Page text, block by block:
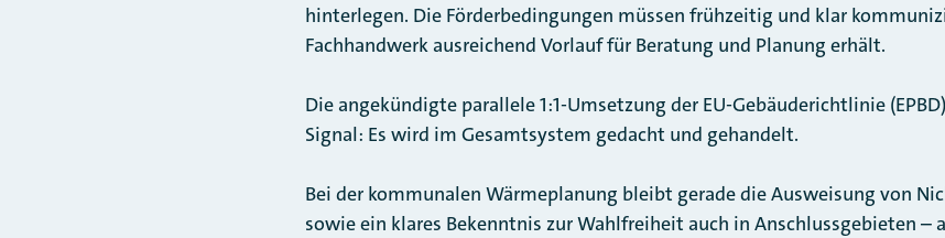
hinterlegen. Die Förderbedingungen müssen frühzeitig und klar
Fachhandwerk ausreichend Vorlauf für Beratung und Planung erhält.
Die angekündigte parallele 1:1-Umsetzung der EU-Gebäuderichtlinie
Signal: Es wird im Gesamtsystem gedacht und gehandelt.
Bei der kommunalen Wärmeplanung bleibt gerade die Ausweisung von
sowie ein klares Bekenntnis zur Wahlfreiheit auch in Anschlussgebieten –